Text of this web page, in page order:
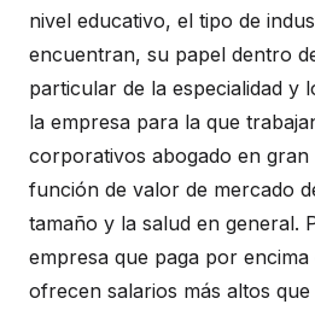
nivel educativo, el tipo de
encuentran, su papel dentro
particular de la especialidad y
la empresa para la que
corporativos abogado en gran
función de valor de mercado
tamaño y la salud en general.
empresa que paga por encima
ofrecen salarios más altos